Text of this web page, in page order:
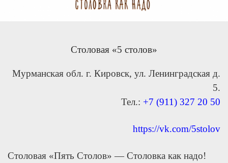
Столовая «5 столов»
Мурманская обл. г. Кировск, ул. Ленинградская д.
5.
Тел.: +7 (911) 327 20 50
https://vk.com/5stolov
Столовая «Пять Столов» — Столовка как надо!